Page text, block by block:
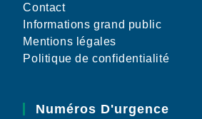
Contact
Informations grand public
Mentions légales
Politique de confidentialité
Numéros D'urgence